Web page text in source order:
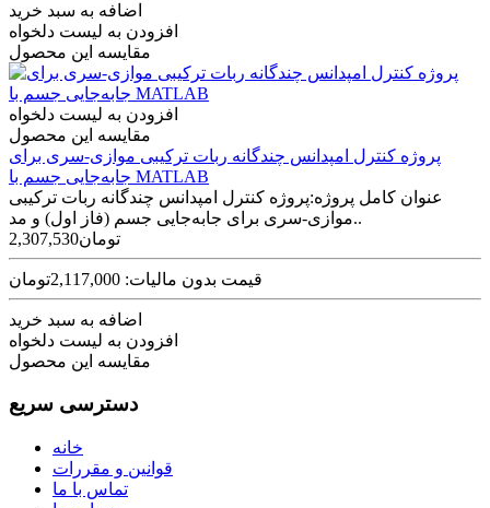
اضافه به سبد خرید
افزودن به لیست دلخواه
مقایسه این محصول
افزودن به لیست دلخواه
مقایسه این محصول
پروژه کنترل امپدانس چندگانه ربات ترکیبی موازی-سری برای
جابه‌جایی جسم با MATLAB
عنوان کامل پروژه:پروژه کنترل امپدانس چندگانه ربات ترکیبی
موازی-سری برای جابه‌جایی جسم (فاز اول) و مد..
2,307,530تومان
قیمت بدون مالیات: 2,117,000تومان
اضافه به سبد خرید
افزودن به لیست دلخواه
مقایسه این محصول
دسترسی سریع
خانه
قوانین و مقررات
تماس با ما